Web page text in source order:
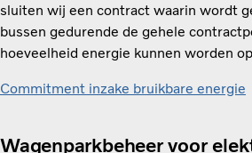
sluiten wij een contract waarin wordt
bussen gedurende de gehele
hoeveelheid energie kunnen worden
Commitment inzake bruikbare energie
Wagenparkbeheer voor